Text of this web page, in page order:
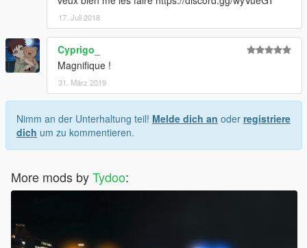
17. Juli 2018
Cyprigo_
Magnifique !
31. März 2019
Nimm an der Unterhaltung teil! Melde dich an oder registriere
dich um zu kommentieren.
More mods byTydoo: